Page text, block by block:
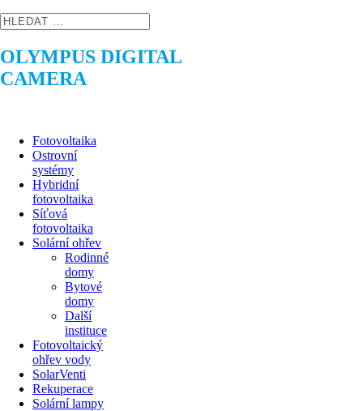
OLYMPUS DIGITAL
CAMERA
Fotovoltaika
Ostrovní
systémy
Hybridní
fotovoltaika
Síťová
fotovoltaika
Solární ohřev
Rodinné
domy
Bytové
domy
Další
instituce
Fotovoltaický
ohřev vody
SolarVenti
Rekuperace
Solární lampy